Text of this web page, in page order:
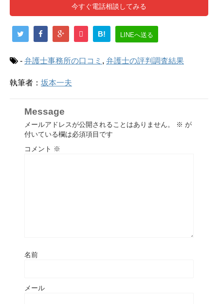
今すぐ電話相談してみる
B! LINEへ送る
- 弁護士事務所の口コミ , 弁護士の評判調査結果
執筆者： 坂本一夫
Message
メールアドレスが公開されることはありません。 ※ が
付いている欄は必須項目です
コメント ※
名前
メール